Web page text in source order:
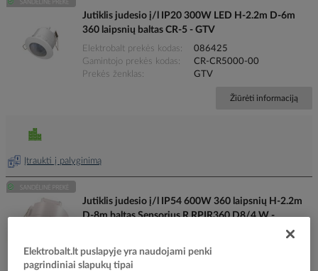
Jutiklis judesio į/l IP20 300W LED H-2.2m D-6m
360 laipsnių baltas CR-5 - GTV
Elektrobalt prekės kodas
086425
Gamintojo prekės kodas
CR-CR5000-00
Prekės ženklas
GTV
Žiūrėti informaciją
Įtraukti į palyginimą
Jutiklis judesio į/l IP54 600W 360 laipsnių H-2.2m
D-8m baltas Sensorius R RPIR360 D8/4 W -
Elektrobalt prekės kodas
538840
Gamintojo prekės kodas
Elektrobalt.lt puslapyje yra naudojami penki
pagrindiniai slapukų tipai